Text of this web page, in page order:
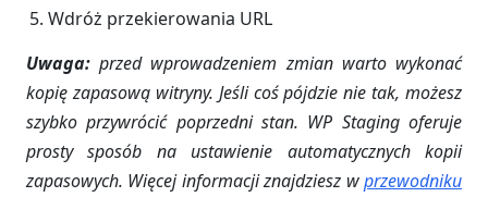
Wdróż przekierowania URL
Uwaga: przed wprowadzeniem zmian warto wykonać
kopię zapasową witryny. Jeśli coś pójdzie nie tak, możesz
szybko przywrócić poprzedni stan. WP Staging oferuje
prosty sposób na ustawienie automatycznych kopii
zapasowych. Więcej informacji znajdziesz wprzewodniku